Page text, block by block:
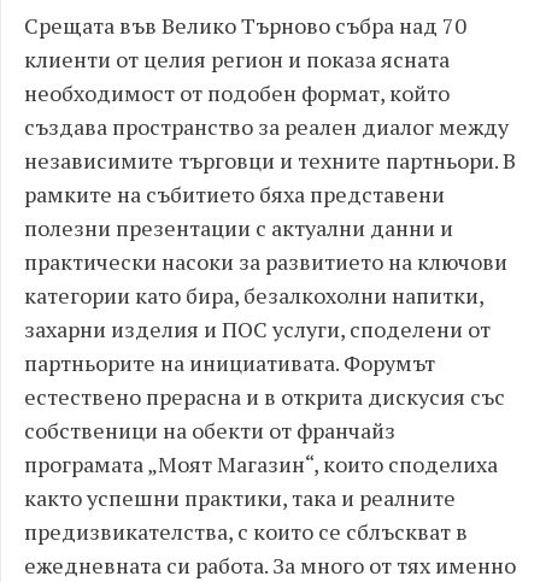
Срещата във Велико Търново събра над 70
клиенти от целия регион и показа ясната
необходимост от подобен формат, който
създава пространство за реален диалог между
независимите търговци и техните партньори. В
рамките на събитието бяха представени
полезни презентации с актуални данни и
практически насоки за развитието на ключови
категории като бира, безалкохолни напитки,
захарни изделия и ПОС услуги, споделени от
партньорите на инициативата. Форумът
естествено прерасна и в открита дискусия със
собственици на обекти от франчайз
програмата „Моят Магазин“, които споделиха
както успешни практики, така и реалните
предизвикателства, с които се сблъскват в
ежедневната си работа. За много от тях именно